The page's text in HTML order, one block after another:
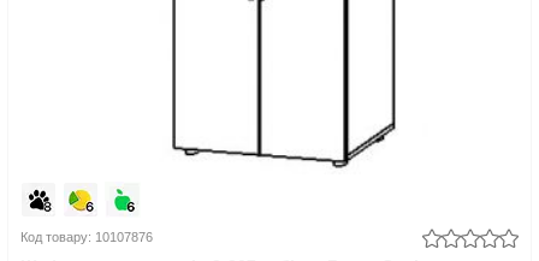
Код товару: 10107876